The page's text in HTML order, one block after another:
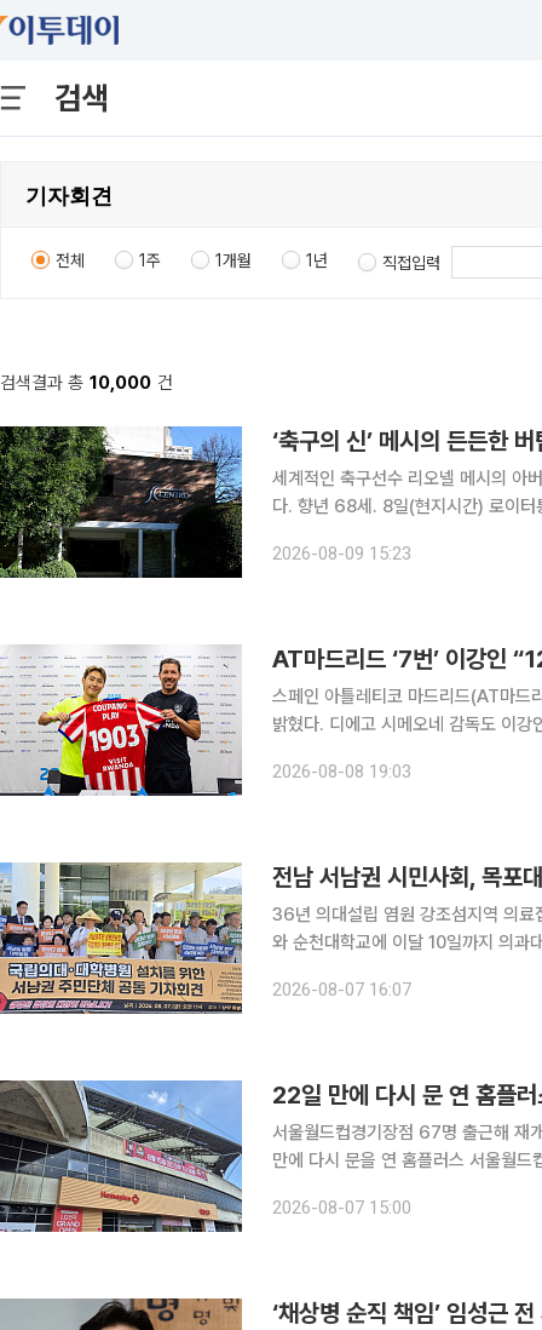
검색
전체 1주 1개월 1년 직접입력
검색결과 총 10,000 건
‘축구의 신’ 메시의 든든한
세계적인 축구선수 리오넬 메시의 아
다. 향년 68세. 8일(현지시간) 로이터통신에 따르면 메시 가족은 호르헤가 오랜 투병 끝에 전날 밤
자녀들인 로드리고, 마티아스, 마리아
2026-08-09 15:23
AT마드리드 ‘7번’ 이강인
스페인 아틀레티코 마드리드(AT마드
밝혔다. 디에고 시메오네 감독도 이강
터 많이 봐온 구단이고 얼마나 좋은
2026-08-08 19:03
전남 서남권 시민사회, 목포
36년 의대설립 염원 강조섬지역 의료접근성 개선 촉구 전남 서남
와 순천대학교에 이달 10일까지 의과대학
사에서 공동 기자회견을 열고 "남은
2026-08-07 16:07
22일 만에 다시 문 연 홈플
서울월드컵경기장점 67명 출근해 재개
만에 다시 문을 연 홈플러스 서울월
곳곳엔 여전히 텅 빈 매대가 먼저 눈
2026-08-07 15:00
‘채상병 순직 책임’ 임성근